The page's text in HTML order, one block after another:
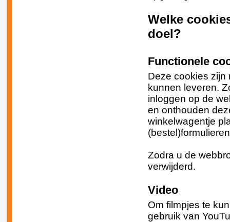
Welke
doel?
Functionele
Deze cookies zijn
kunnen leveren.
inloggen op de
en onthouden
winkelwagentje
Zodra u de
verwijderd.
Video
Om filmpjes te
gebruik van